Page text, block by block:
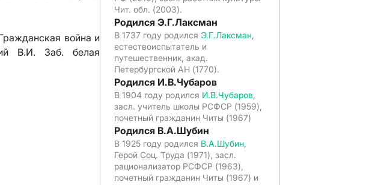
война и
В.И. Заб. белая
Чит. обл. (2003).
Родился Э.Г.Лаксман
В 1737 году родился Э.Г.Лаксман
естествоиспытатель и
путешественник, акад.
Петербургской АН (1770).
Родился И.В.Чубаров
В 1904 году родился И.В.Чубаров
засл. учитель школы РСФСР (1959),
почетный гражданин Читы (1967)
Родился В.А.Шубин
В 1925 году родился В.А.Шубин
Герой Соц. Труда (1971), засл.
рационализатор РСФСР (1963),
почетный гражданин Читы (1967) и